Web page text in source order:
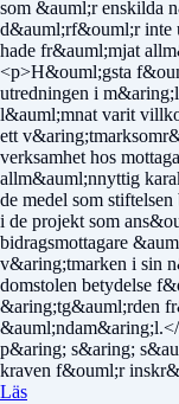
som &auml;r enskilda
d&auml;rf&ouml;r inte
hade fr&auml;mjat
<p>H&ouml;gsta
utredningen i
l&auml;mnat varit
ett
verksamhet hos
allm&auml;nnyttig
de medel som
i de projekt som
bidragsmottagare
v&aring;tmarken i sin
domstolen betydelse
&aring;tg&auml;rden
p&aring; s&aring;
kraven f&ouml;r
Läs